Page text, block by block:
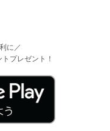
に／
プレゼント！